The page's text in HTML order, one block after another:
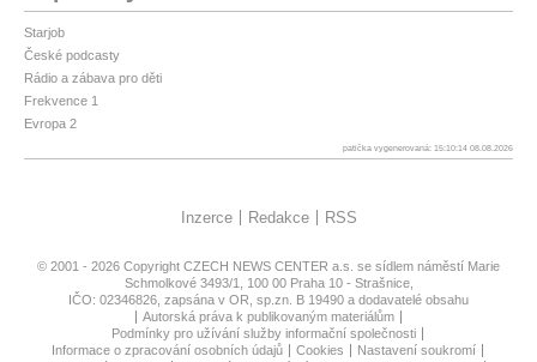
Starjob
České podcasty
Rádio a zábava pro děti
Frekvence 1
Evropa 2
patička vygenerovaná: 15:10:14 08.08.2026
Inzerce Redakce RSS
© 2001 - 2026 Copyright CZECH NEWS CENTER a.s. se sídlem náměstí Marie
Schmolkové 3493/1, 100 00 Praha 10 - Strašnice,
IČO: 02346826, zapsána v OR, sp.zn. B 19490 a dodavatelé obsahu
Autorská práva k publikovaným materiálům
Podmínky pro užívání služby informační společnosti
Informace o zpracování osobních údajů
Cookies
Nastavení soukromí